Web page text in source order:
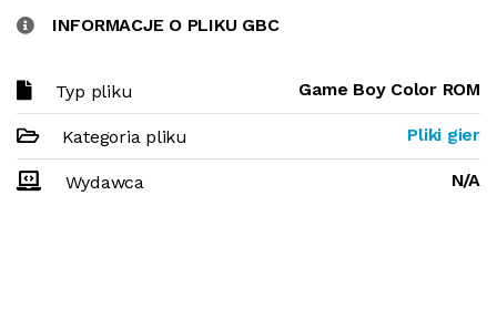
INFORMACJE O PLIKU GBC
Typ pliku Game Boy Color ROM
Kategoria pliku Pliki gier
Wydawca N/A